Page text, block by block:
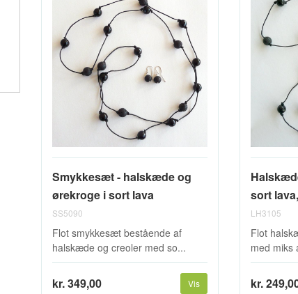
Smykkesæt - halskæde og
ørekroge i sort lava
SS5090
Flot smykkesæt bestående af
halskæde og creoler med so...
kr. 349,00 Vis
sort
LH3105
Flot
med miks
kr.